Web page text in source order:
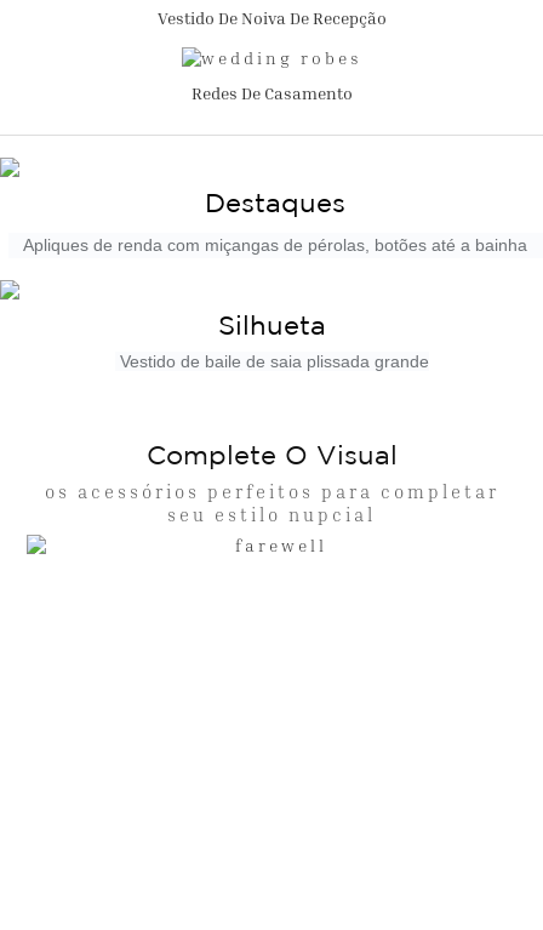
Vestido De Noiva De Recepção
Redes De Casamento
Destaques
Apliques de renda com miçangas de pérolas, botões até a bainha
Silhueta
Vestido de baile de saia plissada grande
Complete O Visual
os acessórios perfeitos para completar
seu estilo nupcial